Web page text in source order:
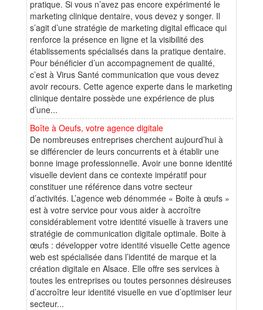
pratique. Si vous n’avez pas encore expérimenté le
marketing clinique dentaire, vous devez y songer. Il
s’agit d’une stratégie de marketing digital efficace qui
renforce la présence en ligne et la visibilité des
établissements spécialisés dans la pratique dentaire.
Pour bénéficier d’un accompagnement de qualité,
c’est à Virus Santé communication que vous devez
avoir recours. Cette agence experte dans le marketing
clinique dentaire possède une expérience de plus
d’une...
Boîte à Oeufs, votre agence digitale
De nombreuses entreprises cherchent aujourd’hui à
se différencier de leurs concurrents et à établir une
bonne image professionnelle. Avoir une bonne identité
visuelle devient dans ce contexte impératif pour
constituer une référence dans votre secteur
d’activités. L’agence web dénommée « Boite à œufs »
est à votre service pour vous aider à accroître
considérablement votre identité visuelle à travers une
stratégie de communication digitale optimale. Boite à
œufs : développer votre identité visuelle Cette agence
web est spécialisée dans l’identité de marque et la
création digitale en Alsace. Elle offre ses services à
toutes les entreprises ou toutes personnes désireuses
d’accroître leur identité visuelle en vue d’optimiser leur
secteur...